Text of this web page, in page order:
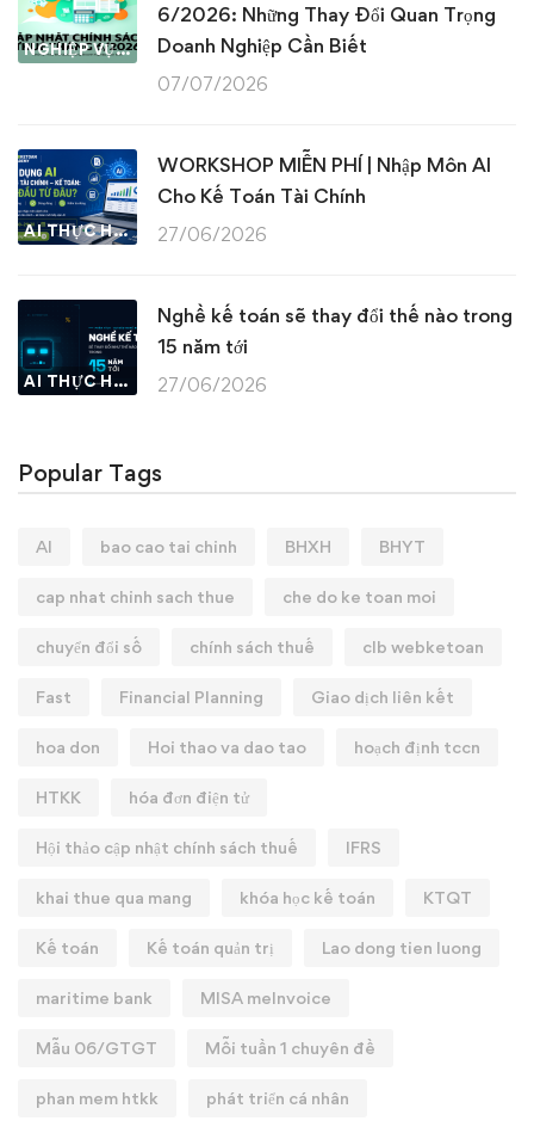
NGHIỆP VỤ KẾ TOÁN & THUẾ
6/2026: Những Thay Đổi Quan Trọng
Doanh Nghiệp Cần Biết
07/07/2026
AI THỰC HÀNH
WORKSHOP MIỄN PHÍ | Nhập Môn AI
Cho Kế Toán Tài Chính
27/06/2026
AI THỰC HÀNH
Nghề kế toán sẽ thay đổi thế nào trong
15 năm tới
27/06/2026
Popular Tags
AI bao cao tai chinh BHXH BHYT
cap nhat chinh sach thue che do ke toan moi
chuyển đổi số chính sách thuế clb webketoan
Fast Financial Planning Giao dịch liên kết
hoa don Hoi thao va dao tao hoạch định tccn
HTKK hóa đơn điện tử
Hội thảo cập nhật chính sách thuế IFRS
khai thue qua mang khóa học kế toán KTQT
Kế toán Kế toán quản trị Lao dong tien luong
maritime bank MISA meInvoice
Mẫu 06/GTGT Mỗi tuần 1 chuyên đề
phan mem htkk phát triển cá nhân